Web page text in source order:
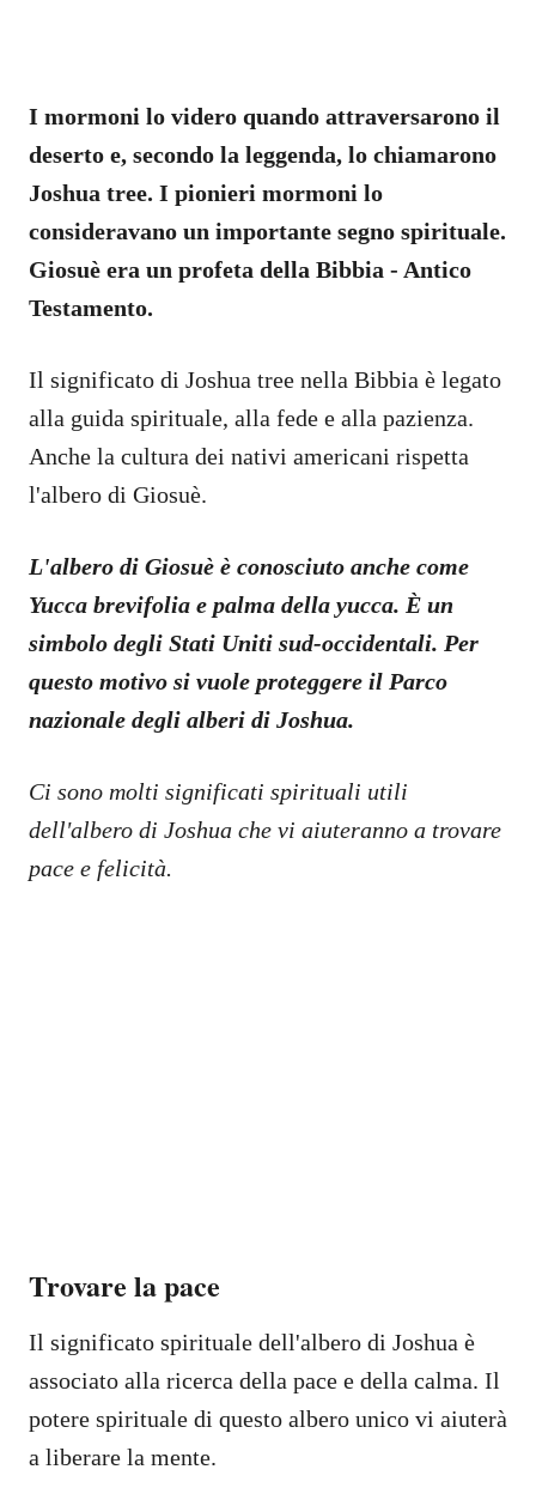
I mormoni lo videro quando attraversarono il
deserto e, secondo la leggenda, lo chiamarono
Joshua tree. I pionieri mormoni lo
consideravano un importante segno spirituale.
Giosuè era un profeta della Bibbia - Antico
Testamento.
Il significato di Joshua tree nella Bibbia è legato
alla guida spirituale, alla fede e alla pazienza.
Anche la cultura dei nativi americani rispetta
l'albero di Giosuè.
L'albero di Giosuè è conosciuto anche come
Yucca brevifolia e palma della yucca. È un
simbolo degli Stati Uniti sud-occidentali. Per
questo motivo si vuole proteggere il Parco
nazionale degli alberi di Joshua.
Ci sono molti significati spirituali utili
dell'albero di Joshua che vi aiuteranno a trovare
pace e felicità.
Trovare la pace
Il significato spirituale dell'albero di Joshua è
associato alla ricerca della pace e della calma. Il
potere spirituale di questo albero unico vi aiuterà
a liberare la mente.